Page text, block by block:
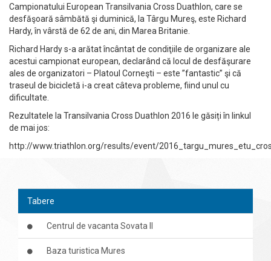
Campionatului European Transilvania Cross Duathlon, care se
desfăşoară sâmbătă şi duminică, la Târgu Mureş, este Richard
Hardy, în vârstă de 62 de ani, din Marea Britanie.
Richard Hardy s-a arătat încântat de condiţiile de organizare ale
acestui campionat european, declarând că locul de desfăşurare
ales de organizatori – Platoul Corneşti – este ”fantastic” şi că
traseul de bicicletă i-a creat câteva probleme, fiind unul cu
dificultate.
Rezultatele la Transilvania Cross Duathlon 2016 le găsiți în linkul
de mai jos:
http://www.triathlon.org/results/event/
Tabere
Centrul de vacanta Sovata II
Baza turistica Mures